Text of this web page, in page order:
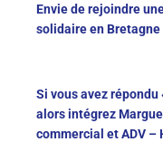
Envie de rejoindre
solidaire en Bretagne
Si vous avez répondu
alors intégrez
commercial et ADV –